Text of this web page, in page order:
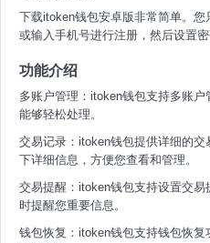
下载itoken钱包安卓版非常简单。
或输入手机号进行注册，然后设置
功能介绍
多账户管理：itoken钱包支持多账
能够轻松处理。
交易记录：itoken钱包提供详细的
下详细信息，方便您查看和管理。
交易提醒：itoken钱包支持设置交
时提醒您重要信息。
钱包恢复：itoken钱包支持钱包恢